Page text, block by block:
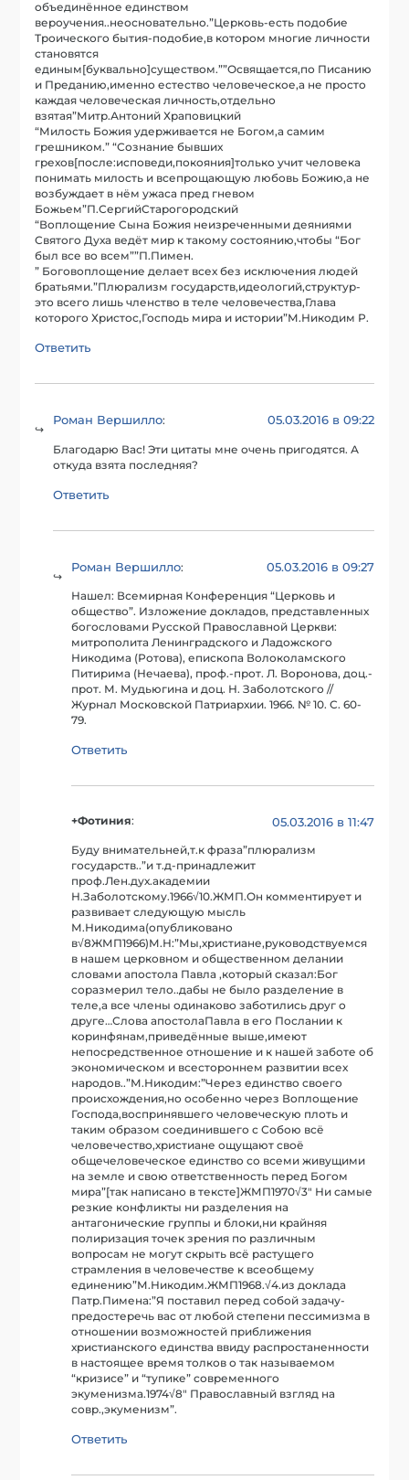
объединённое единством
вероучения..неосновательно.”Церковь-есть подобие
Троического бытия-подобие,в котором многие личности
становятся
единым[буквально]существом.””Освящается,по Писанию
и Преданию,именно естество человеческое,а не просто
каждая человеческая личность,отдельно
взятая”Митр.Антоний Храповицкий
“Милость Божия удерживается не Богом,а самим
грешником.” “Сознание бывших
грехов[после:исповеди,покояния]только учит человека
понимать милость и всепрощающую любовь Божию,а не
возбуждает в нём ужаса пред гневом
Божьем”П.СергийСтарогородский
“Воплощение Сына Божия неизреченными деяниями
Святого Духа ведёт мир к такому состоянию,чтобы “Бог
был все во всем””П.Пимен.
” Боговоплощение делает всех без исключения людей
братьями.”Плюрализм государств,идеологий,структур-
это всего лишь членство в теле человечества,Глава
которого Христос,Господь мира и истории”М.Никодим Р.
Ответить
Роман Вершилло: 05.03.2016 в 09:22
Благодарю Вас! Эти цитаты мне очень пригодятся. А
откуда взята последняя?
Ответить
Роман Вершилло: 05.03.2016 в 09:27
Нашел: Всемирная Конференция “Церковь и
общество”. Изложение докладов, представленных
богословами Русской Православной Церкви:
митрополита Ленинградского и Ладожского
Никодима (Ротова), епископа Волоколамского
Питирима (Нечаева), проф.-прот. Л. Воронова, доц.-
прот. М. Мудьюгина и доц. Н. Заболотского //
Журнал Московской Патриархии. 1966. № 10. С. 60-
79.
Ответить
+Фотиния: 05.03.2016 в 11:47
Буду внимательней,т.к фраза”плюрализм
государств..”и т.д-принадлежит
проф.Лен.дух.академии
Н.Заболотскому.1966√10.ЖМП.Он комментирует и
развивает следующую мысль
М.Никодима(опубликовано
в√8ЖМП1966)М.Н:”Мы,христиане,руководствуемся
в нашем церковном и общественном делании
словами апостола Павла ,который сказал:Бог
соразмерил тело..дабы не было разделение в
теле,а все члены одинаково заботились друг о
друге…Слова апостолаПавла в его Послании к
коринфянам,приведённые выше,имеют
непосредственное отношение и к нашей заботе об
экономическом и всестороннем развитии всех
народов..”М.Никодим:”Через единство своего
происхождения,но особенно через Воплощение
Господа,воспринявшего человеческую плоть и
таким образом соединившего с Собою всё
человечество,христиане ощущают своё
общечеловеческое единство со всеми живущими
на земле и свою ответственность перед Богом
мира”[так написано в тексте]ЖМП1970√3″ Ни самые
резкие конфликты ни разделения на
антагонические группы и блоки,ни крайняя
полиризация точек зрения по различным
вопросам не могут скрыть всё растущего
страмления в человечестве к всеобщему
единению”М.Никодим.ЖМП1968.√4.из доклада
Патр.Пимена:”Я поставил перед собой задачу-
предостеречь вас от любой степени пессимизма в
отношении возможностей приближения
христианского единства ввиду распростаненности
в настоящее время толков о так называемом
“кризисе” и “тупике” современного
экуменизма.1974√8″ Православный взгляд на
совр.,экуменизм”.
Ответить